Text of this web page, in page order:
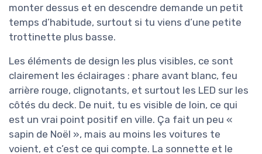
monter dessus et en descendre demande un petit
temps d’habitude, surtout si tu viens d’une petite
trottinette plus basse.
Les éléments de design les plus visibles, ce sont
clairement les éclairages : phare avant blanc, feu
arrière rouge, clignotants, et surtout les LED sur les
côtés du deck. De nuit, tu es visible de loin, ce qui
est un vrai point positif en ville. Ça fait un peu «
sapin de Noël », mais au moins les voitures te
voient, et c’est ce qui compte. La sonnette et le